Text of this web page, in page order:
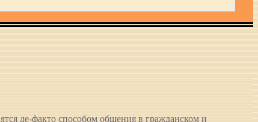
де-факто способом общения в гражданском и